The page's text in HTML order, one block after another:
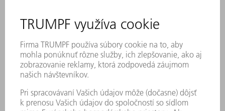
Digitálna logistika výrobného závodu
Stále načas správny materiál na správnom mieste? Aby sa to
podarilo, zanalyzujeme Vaše súčasné logistické procesy
a identifikujeme ideálny materiálový tok – vrátane skladu
a medziskladu. Vyhodnocujeme pritom aj technológie ako
FTS (transportný systém bez obsluhy), skenery QR kódov